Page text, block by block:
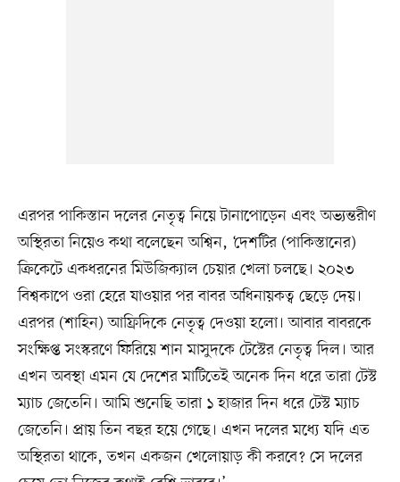
এরপর পাকিস্তান দলের নেতৃত্ব নিয়ে টানাপোড়েন এবং অভ্যন্তরীণ
অস্থিরতা নিয়েও কথা বলেছেন অশ্বিন, ‘দেশটির (পাকিস্তানের)
ক্রিকেটে একধরনের মিউজিক্যাল চেয়ার খেলা চলছে। ২০২৩
বিশ্বকাপে ওরা হেরে যাওয়ার পর বাবর অধিনায়কত্ব ছেড়ে দেয়।
এরপর (শাহিন) আফ্রিদিকে নেতৃত্ব দেওয়া হলো। আবার বাবরকে
সংক্ষিপ্ত সংস্করণে ফিরিয়ে শান মাসুদকে টেস্টের নেতৃত্ব দিল। আর
এখন অবস্থা এমন যে দেশের মাটিতেই অনেক দিন ধরে তারা টেস্ট
ম্যাচ জেতেনি। আমি শুনেছি তারা ১ হাজার দিন ধরে টেস্ট ম্যাচ
জেতেনি। প্রায় তিন বছর হয়ে গেছে। এখন দলের মধ্যে যদি এত
অস্থিরতা থাকে, তখন একজন খেলোয়াড় কী করবে? সে দলের